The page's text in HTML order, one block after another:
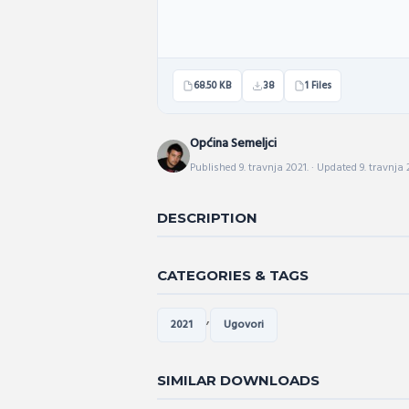
68.50 KB 38 1 Files
Općina Semeljci
Published 9. travnja 2021. · Updated 9. travnja
DESCRIPTION
CATEGORIES & TAGS
2021 , Ugovori
SIMILAR DOWNLOADS